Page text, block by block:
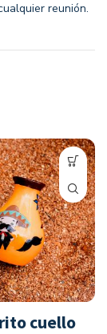
reunión.
cuello